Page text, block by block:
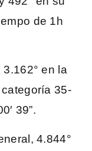
de 1h
en la
35-
39”.
4.844°